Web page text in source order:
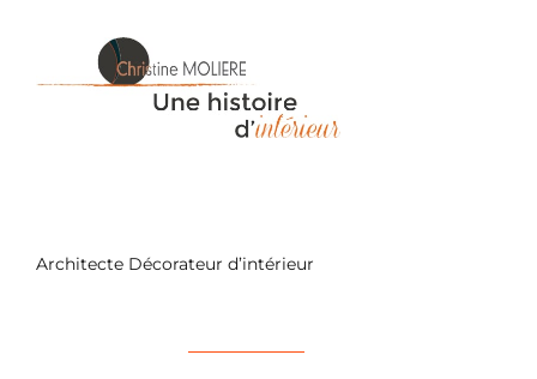
contenu
Architecte Décorateur d’intérieur